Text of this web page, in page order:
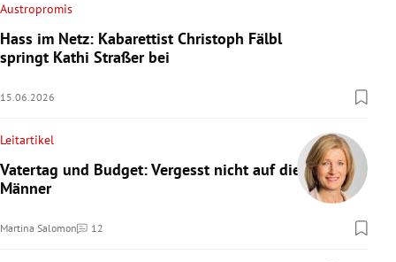
Austropromis
Hass im Netz: Kabarettist Christoph Fälbl
springt Kathi Straßer bei
15.06.2026
Leitartikel
Vatertag und Budget: Vergesst nicht auf die
Männer
Martina Salomon 12
Kommentare